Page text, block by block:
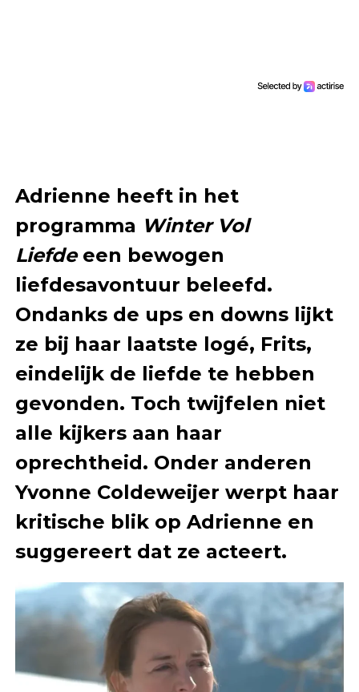
Adrienne heeft in het
programma Winter Vol
Liefdeeen bewogen
liefdesavontuur beleefd.
Ondanks de ups en downs lijkt
ze bij haar laatste logé, Frits,
eindelijk de liefde te hebben
gevonden. Toch twijfelen niet
alle kijkers aan haar
oprechtheid. Onder anderen
Yvonne Coldeweijer werpt haar
kritische blik op Adrienne en
suggereert dat ze acteert.